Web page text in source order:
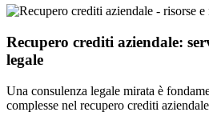
Recupero crediti aziendale:
legale
Una consulenza legale mirata è
complesse nel recupero crediti